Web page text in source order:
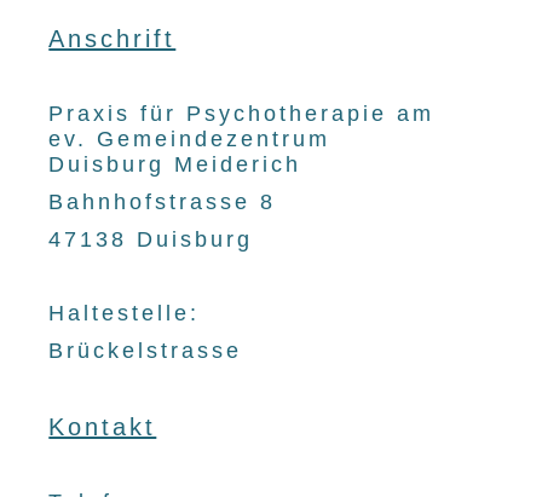
Anschrift
Praxis für Psychotherapie am
ev. Gemeindezentrum
Duisburg Meiderich
Bahnhofstrasse 8
47138 Duisburg
Haltestelle:
Brückelstrasse
Kontakt